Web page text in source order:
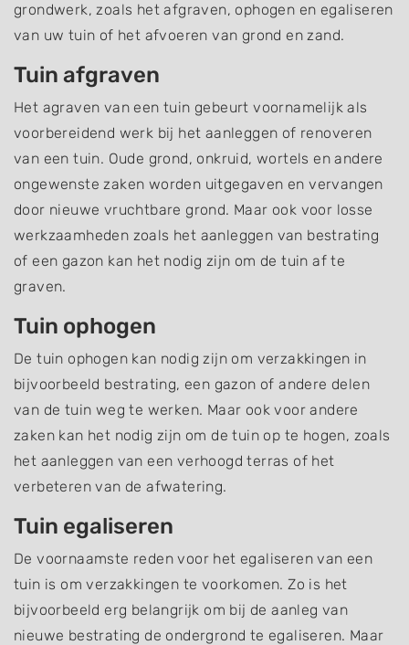
grondwerk, zoals het afgraven, ophogen en egaliseren
van uw tuin of het afvoeren van grond en zand.
Tuin afgraven
Het agraven van een tuin gebeurt voornamelijk als
voorbereidend werk bij het aanleggen of renoveren
van een tuin. Oude grond, onkruid, wortels en andere
ongewenste zaken worden uitgegaven en vervangen
door nieuwe vruchtbare grond. Maar ook voor losse
werkzaamheden zoals het aanleggen van bestrating
of een gazon kan het nodig zijn om de tuin af te
graven.
Tuin ophogen
De tuin ophogen kan nodig zijn om verzakkingen in
bijvoorbeeld bestrating, een gazon of andere delen
van de tuin weg te werken. Maar ook voor andere
zaken kan het nodig zijn om de tuin op te hogen, zoals
het aanleggen van een verhoogd terras of het
verbeteren van de afwatering.
Tuin egaliseren
De voornaamste reden voor het egaliseren van een
tuin is om verzakkingen te voorkomen. Zo is het
bijvoorbeeld erg belangrijk om bij de aanleg van
nieuwe bestrating de ondergrond te egaliseren. Maar